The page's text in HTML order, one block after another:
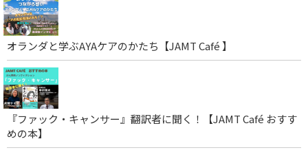
オランダと学ぶAYAケアのかたち【JAMT Café 】
『ファック・キャンサー』翻訳者に聞く！【JAMT Café おすす
めの本】